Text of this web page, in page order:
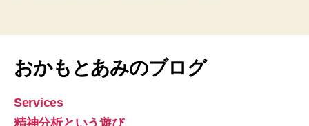
おかもとあみのブログ
Services
精神分析という遊び